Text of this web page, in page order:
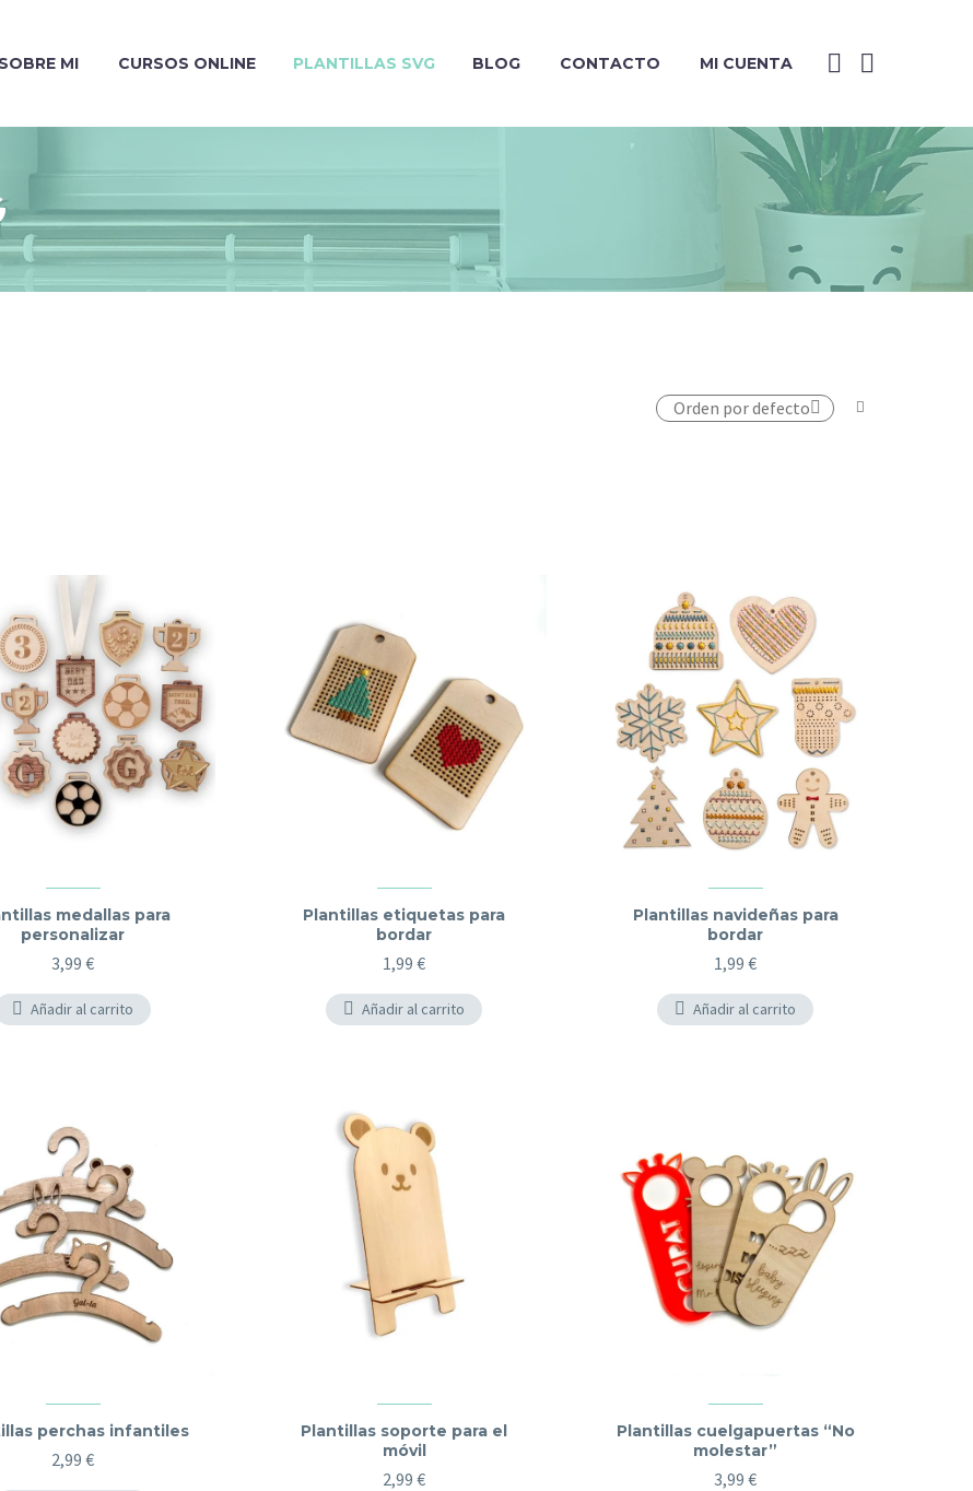
SOBRE MI CURSOS ONLINE PLANTILLAS SVG BLOG CONTACTO MI CUENTA
Orden por defecto
medallas para
personalizar
3,99 €
Añadir al carrito
Plantillas etiquetas para
bordar
1,99 €
Añadir al carrito
Plantillas navideñas para
bordar
1,99 €
Añadir al carrito
perchas infantiles
2,99 €
Plantillas soporte para el
móvil
2,99 €
Plantillas cuelgapuertas “No
molestar”
3,99 €